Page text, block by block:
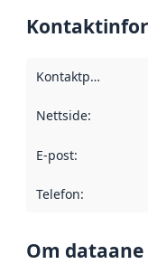
Kontaktpunkt
Nettside:
E-post:
Telefon:
Om dataane